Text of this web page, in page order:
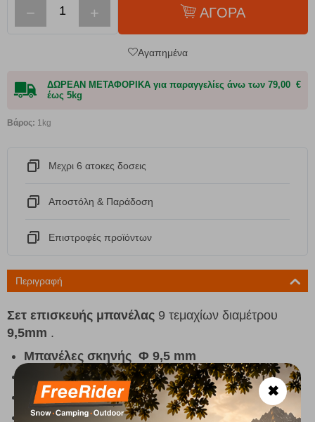
− + ΑΓΟΡΑ
Αγαπημένα
ΔΩΡΕΑΝ ΜΕΤΑΦΟΡΙΚΑ για παραγγελίες άνω των 79,00 €
έως 5kg
Βάρος: 1kg
Μεχρι 6 ατοκες δοσεις
Αποστόλη & Παράδοση
Eπιστροφές προϊόντων
Περιγραφή
Σετ επισκευής μπανέλας 9 τεμαχίων διαμέτρου
9,5mm .
Μπανέλες σκηνής Φ 9,5 mm
Σετ 9 τεμ
Μήκος μπανέλας: 54cm
Περιλαμβάνεται λάστιχο
✖